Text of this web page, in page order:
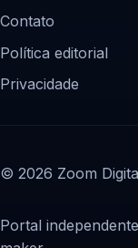
Contato
Política editorial
Privacidade
© 2026 Zoom
Portal